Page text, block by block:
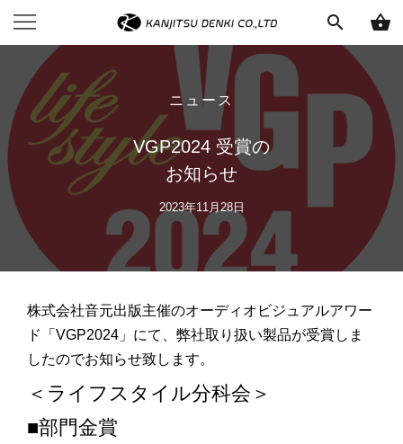
search shopping_basket
ニュース
VGP2024 受賞の
お知らせ
2023年11月28日
株式会社音元出版主催のオーディオビジュアルアワー
ド「VGP2024」にて、弊社取り扱い製品が受賞しま
したのでお知らせ致します。
＜ライフスタイル分科会＞
■部門金賞